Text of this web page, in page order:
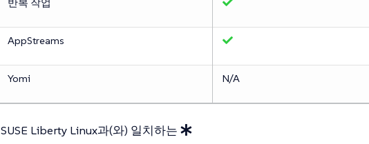
AppStreams
Yomi N/A
SUSE Liberty Linux과(와) 일치하는